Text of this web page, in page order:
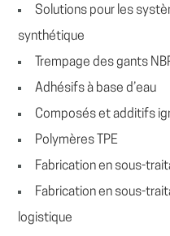
Solutions pour les
synthétique
Trempage des gants
Adhésifs à base d’eau
Composés et additifs
Polymères TPE
Fabrication en sous-
Fabrication en sous-
logistique